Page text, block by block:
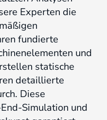
Experten die
fundierte
und
statische
detaillierte
Diese
Simulation und